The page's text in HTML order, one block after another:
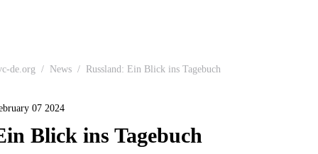
de.org News Russland: Ein Blick ins Tagebuch
07 2024
Blick ins Tagebuch